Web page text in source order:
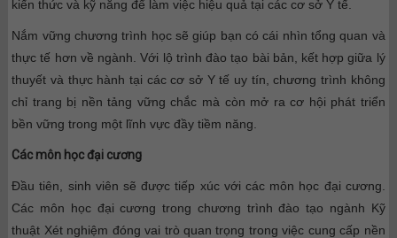
kiến thức và kỹ năng để làm việc hiệu quả tại các cơ sở Y tế.
Nắm vững chương trình học sẽ giúp bạn có cái nhìn tổng quan và
thực tế hơn về ngành. Với lộ trình đào tạo bài bản, kết hợp giữa lý
thuyết và thực hành tại các cơ sở Y tế uy tín, chương trình không
chỉ trang bị nền tảng vững chắc mà còn mở ra cơ hội phát triển
bền vững trong một lĩnh vực đầy tiềm năng.
Các môn học đại cương
Đầu tiên, sinh viên sẽ được tiếp xúc với các môn học đại cương.
Các môn học đại cương trong chương trình đào tạo ngành Kỹ
thuật Xét nghiệm đóng vai trò quan trọng trong việc cung cấp nền